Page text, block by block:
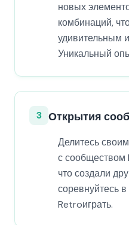
новых
комбинаций,
удивительным
Уникальный
3 Открытия
Делитесь
с сообществом
что создали
соревнуйтесь
Retroиграть.